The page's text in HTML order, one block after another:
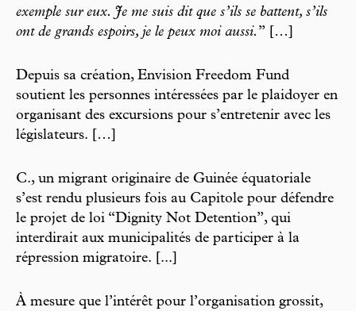
exemple sur eux. Je me suis dit que s’ils se battent, s’ils
ont de grands espoirs, je le peux moi aussi. ” […]
Depuis sa création, Envision Freedom Fund
soutient les personnes intéressées par le plaidoyer en
organisant des excursions pour s’entretenir avec les
législateurs. […]
C., un migrant originaire de Guinée équatoriale
s’est rendu plusieurs fois au Capitole pour défendre
le projet de loi “Dignity Not Detention”, qui
interdirait aux municipalités de participer à la
répression migratoire. [...]
À mesure que l’intérêt pour l’organisation grossit,